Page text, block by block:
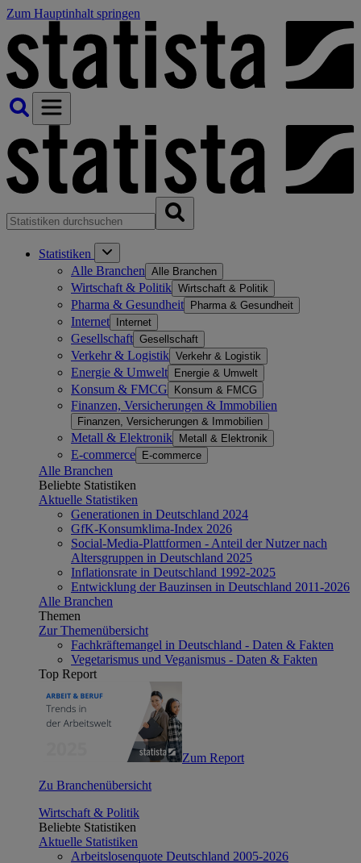
Zum Hauptinhalt springen
Statistiken
Alle Branchen Alle Branchen
Wirtschaft & Politik Wirtschaft & Politik
Pharma & Gesundheit Pharma & Gesundheit
Internet Internet
Gesellschaft Gesellschaft
Verkehr & Logistik Verkehr & Logistik
Energie & Umwelt Energie & Umwelt
Konsum & FMCG Konsum & FMCG
Finanzen, Versicherungen & Immobilien
Finanzen, Versicherungen & Immobilien
Metall & Elektronik Metall & Elektronik
E-commerce E-commerce
Alle Branchen
Beliebte Statistiken
Aktuelle Statistiken
Generationen in Deutschland 2024
GfK-Konsumklima-Index 2026
Social-Media-Plattformen - Anteil der Nutzer nach
Altersgruppen in Deutschland 2025
Inflationsrate in Deutschland 1992-2025
Entwicklung der Bauzinsen in Deutschland 2011-2026
Alle Branchen
Themen
Zur Themenübersicht
Fachkräftemangel in Deutschland - Daten & Fakten
Vegetarismus und Veganismus - Daten & Fakten
Top Report
Zum Report
Zu Branchenübersicht
Wirtschaft & Politik
Beliebte Statistiken
Aktuelle Statistiken
Arbeitslosenquote Deutschland 2005-2026